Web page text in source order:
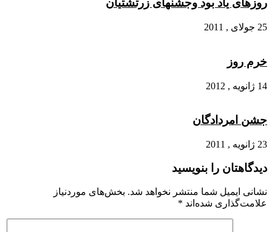
روزهای یاد بود وجشنهای زرتشتیان
25 جولای , 2011
خرم روز
14 ژانویه , 2012
جشن امردادگان
23 ژانویه , 2011
دیدگاهتان را بنویسید
نشانی ایمیل شما منتشر نخواهد شد. بخش‌های موردنیاز
علامت‌گذاری شده‌اند *